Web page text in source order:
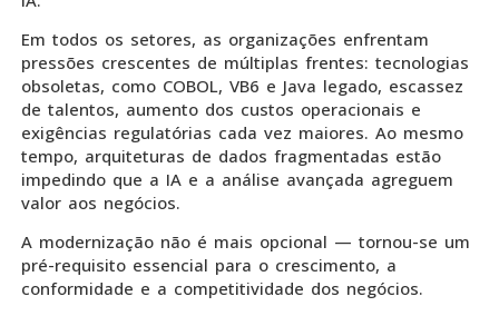
Em todos os setores, as organizações enfrentam
pressões crescentes de múltiplas frentes: tecnologias
obsoletas, como COBOL, VB6 e Java legado, escassez
de talentos, aumento dos custos operacionais e
exigências regulatórias cada vez maiores. Ao mesmo
tempo, arquiteturas de dados fragmentadas estão
impedindo que a IA e a análise avançada agreguem
valor aos negócios.
A modernização não é mais opcional — tornou-se um
pré-requisito essencial para o crescimento, a
conformidade e a competitividade dos negócios.